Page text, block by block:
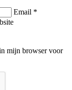
Email *
mijn browser voor